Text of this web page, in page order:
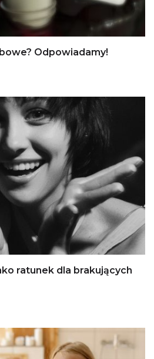
Odpowiadamy!
ratunek dla brakujących